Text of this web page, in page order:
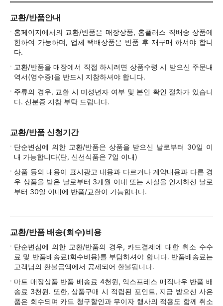
교환/반품안내
홈페이지에서의 교환/반품은 매장상품, 홈플러스 직배송 상품에
한하여 가능하며, 업체 택배상품은 반품 후 재구매 하셔야 합니
다.
교환/반품을 매장에서 직접 하시려면 상품수령 시 받으신 주문내
역서(영수증)을 반드시 지참하셔야 합니다.
주류의 경우, 교환 시 미성년자 여부 및 본인 확인 절차가 있습니
다. 신분증 지참 부탁 드립니다.
교환/반품 신청기간
단순변심에 의한 교환/반품은 상품을 받으신 날로부터 30일 이
내 가능합니다(단, 신선식품은 7일 이내)
상품 등의 내용이 표시광고 내용과 다르거나 계약내용과 다른 경
우 상품을 받은 날로부터 3개월 이내 또는 사실을 인지하신 날로
부터 30일 이내에 반품/교환이 가능합니다.
교환/반품 배송(회수)비용
단순변심에 의한 교환/반품의 경우, 카드결제에 대한 취소 수수
료 및 반품배송료(회수비용)를 부담하셔야 합니다. 반품배송료는
고객님의 환불금액에서 공제되어 환불됩니다.
마트 매장상품 반품 배송료 4천원, 익스프레스 매직나우 반품 배
송료 3천원. 또한, 상품구매 시 적립된 포인트, 지급 받으신 사은
품은 회수되며 카드 청구할인과 무이자 행사의 적용도 함께 취소